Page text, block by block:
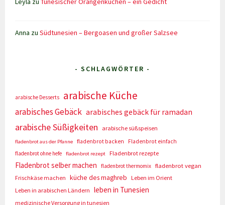
Anna zuSüdtunesien – Bergoasen und großer Salzsee
- SCHLAGWÖRTER -
arabische Desserts arabische Küche
arabisches Gebäck arabisches gebäck für ramadan
arabische Süßigkeiten arabische süßspeisen
fladenbrot aus der Pfanne fladenbrot backen
Fladenbrot einfach
fladenbrot ohne hefe
fladenbrot rezept Fladenbrot rezepte
Fladenbrot selber machen fladenbrot thermomix fladenbrot vegan
Frischkäse machen
küche des maghreb
Leben im Orient
Leben in arabischen Ländern
leben in Tunesien
medizinische Versorgung in tunesien